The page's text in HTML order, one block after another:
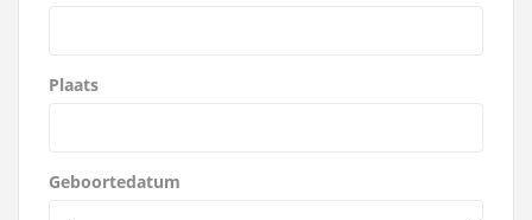
Plaats
Geboortedatum